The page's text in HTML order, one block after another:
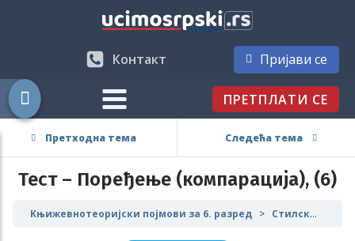
Контакт Пријави се
ПРЕТПЛАТИ СЕ
Претходна тема Следећа тема
Тест – Поређење (компарација), (6)
Књижевнотеоријски појмови за 6. разред Стилске фигуре